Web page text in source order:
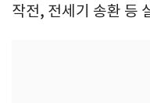
작전, 전세기 송환 등